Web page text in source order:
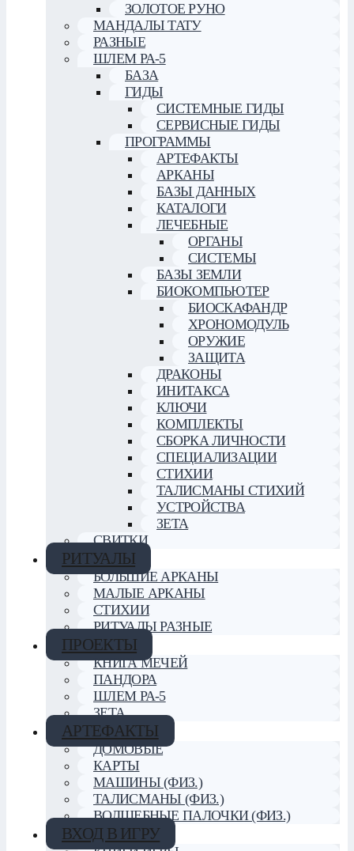
ЗОЛОТОЕ РУНО
МАНДАЛЫ ТАТУ
РАЗНЫЕ
ШЛЕМ РА-5
БАЗА
ГИДЫ
СИСТЕМНЫЕ ГИДЫ
СЕРВИСНЫЕ ГИДЫ
ПРОГРАММЫ
АРТЕФАКТЫ
АРКАНЫ
БАЗЫ ДАННЫХ
КАТАЛОГИ
ЛЕЧЕБНЫЕ
ОРГАНЫ
СИСТЕМЫ
БАЗЫ ЗЕМЛИ
БИОКОМПЬЮТЕР
БИОСКАФАНДР
ХРОНОМОДУЛЬ
ОРУЖИЕ
ЗАЩИТА
ДРАКОНЫ
ИНИТАКСА
КЛЮЧИ
КОМПЛЕКТЫ
СБОРКА ЛИЧНОСТИ
СПЕЦИАЛИЗАЦИИ
СТИХИИ
ТАЛИСМАНЫ СТИХИЙ
УСТРОЙСТВА
ЗЕТА
СВИТКИ
РИТУАЛЫ
БОЛЬШИЕ АРКАНЫ
МАЛЫЕ АРКАНЫ
СТИХИИ
РИТУАЛЫ РАЗНЫЕ
ПРОЕКТЫ
КНИГА МЕЧЕЙ
ПАНДОРА
ШЛЕМ РА-5
ЗЕТА
АРТЕФАКТЫ
ДОМОВЫЕ
КАРТЫ
МАШИНЫ (ФИЗ.)
ТАЛИСМАНЫ (ФИЗ.)
ВОЛШЕБНЫЕ ПАЛОЧКИ (ФИЗ.)
ВХОД В ИГРУ